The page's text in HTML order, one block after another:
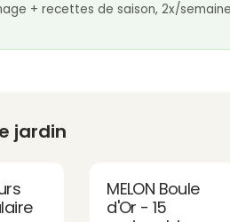
+ recettes de saison, 2x/
jardin
MELON Boule
d'Or - 15